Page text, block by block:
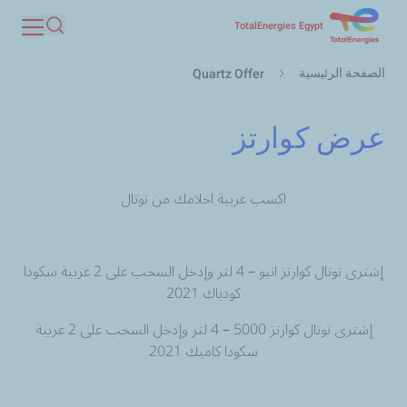
المحتوى
TotalEnergies Egypt
بحث
مسار
الصفحة الرئيسية Quartz Offer
عرض كوارتز
اكسب عربية احلامك من توتال
إشترى توتال كوارتز انيو– 4 لتر وإدخل السحب على 2 عربية سكودا
كودياك 2021
إشترى توتال كوارتز 5000
– 4 لتر وإدخل السحب على 2 عربية
سكودا كاميك 2021